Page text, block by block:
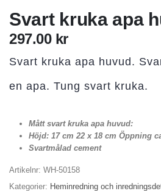
Svart kruka apa
297.00 kr
Svart kruka apa huvud.
en apa. Tung svart kruka.
Mått svart kruka apa huvud:
Höjd: 17 cm 22 x 18 cm Öppning
Svartmålad cement
Artikelnr: WH-50158
Kategorier: Heminredning och